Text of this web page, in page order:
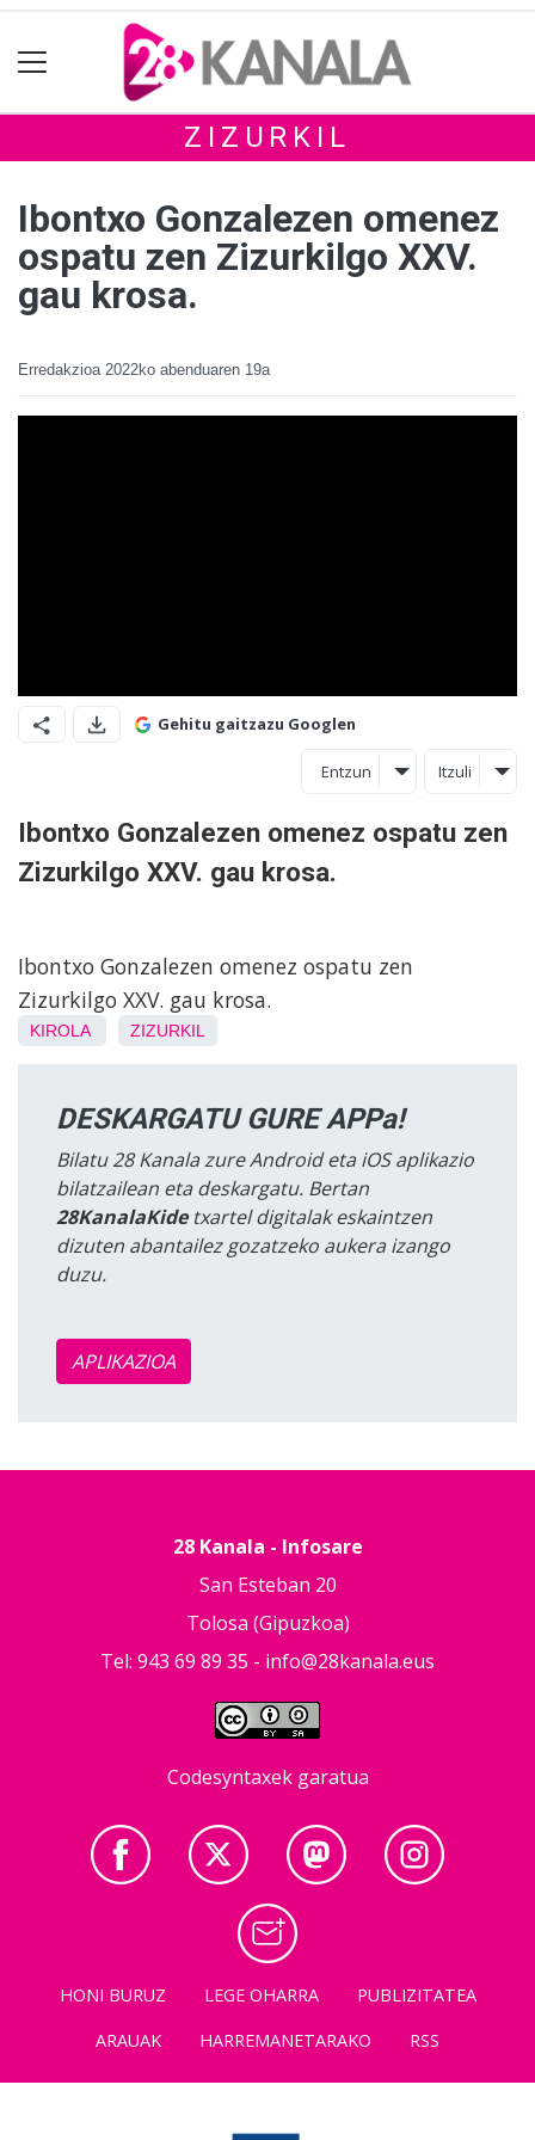
ZIZURKIL
Ibontxo Gonzalezen omenez
ospatu zen Zizurkilgo XXV.
gau krosa.
Erredakzioa 2022ko abenduaren 19a
Gehitu gaitzazu Googlen
Entzun Itzuli
Ibontxo Gonzalezen omenez ospatu zen
Zizurkilgo XXV. gau krosa.
Ibontxo Gonzalezen omenez ospatu zen
Zizurkilgo XXV. gau krosa.
KIROLA ZIZURKIL
DESKARGATU GURE APPa!
Bilatu 28 Kanala zure Android eta iOS aplikazio
bilatzailean eta deskargatu. Bertan
28KanalaKidetxartel digitalak eskaintzen
dizuten abantailez gozatzeko aukera izango
duzu.
APLIKAZIOA
28 Kanala - Infosare
San Esteban 20
Tolosa (Gipuzkoa)
Tel: 943 69 89 35 - info@28kanala.eus
Codesyntaxek garatua
HONI BURUZ LEGE OHARRA
PUBLIZITATEA
ARAUAK
HARREMANETARAKO RSS